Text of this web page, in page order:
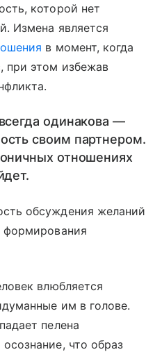
которой нет
Измена является
в момент, когда
при этом избежав
одинакова —
своим партнером.
отношениях
обсуждения желаний
формирования
влюбляется
им в голове.
пелена
что образ